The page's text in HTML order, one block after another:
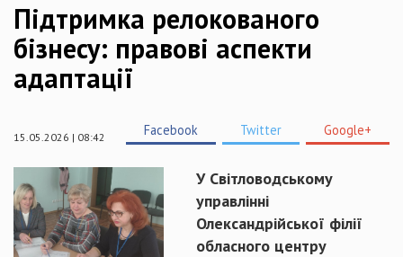
Підтримка релокованого
бізнесу: правові аспекти
адаптації
15.05.2026 | 08:42 Facebook Twitter Google+
У Світловодському
управлінні
Олександрійської філії
обласного центру